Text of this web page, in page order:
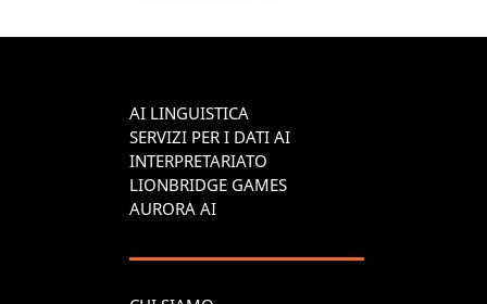
AI LINGUISTICA
SERVIZI PER I DATI AI
INTERPRETARIATO
LIONBRIDGE GAMES
AURORA AI